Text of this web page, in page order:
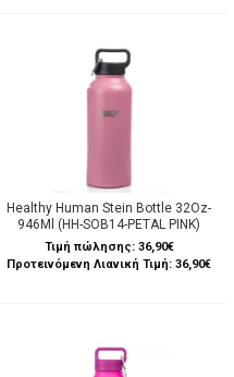
Healthy Human Stein Bottle 32Oz-
946Ml (HH-SOB14-PETAL PINK)
Τιμή πώλησης: 36,90€
Προτεινόμενη Λιανική Τιμή: 36,90€